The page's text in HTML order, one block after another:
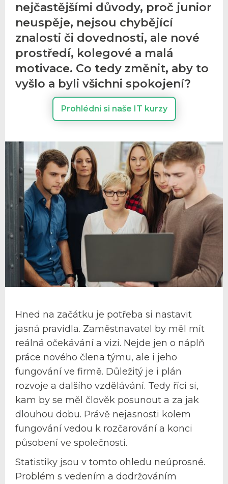
nejčastějšími důvody, proč junior
neuspěje, nejsou chybějící
znalosti či dovednosti, ale nové
prostředí, kolegové a malá
motivace. Co tedy změnit, aby to
vyšlo a byli všichni spokojení?
Prohlédni si naše IT kurzy
Hned na začátku je potřeba si nastavit
jasná pravidla. Zaměstnavatel by měl mít
reálná očekávání a vizi. Nejde jen o náplň
práce nového člena týmu, ale i jeho
fungování ve firmě. Důležitý je i plán
rozvoje a dalšího vzdělávání. Tedy říci si,
kam by se měl člověk posunout a za jak
dlouhou dobu. Právě nejasnosti kolem
fungování vedou k rozčarování a konci
působení ve společnosti.
Statistiky jsou v tomto ohledu neúprosné.
Problém s vedením a dodržováním